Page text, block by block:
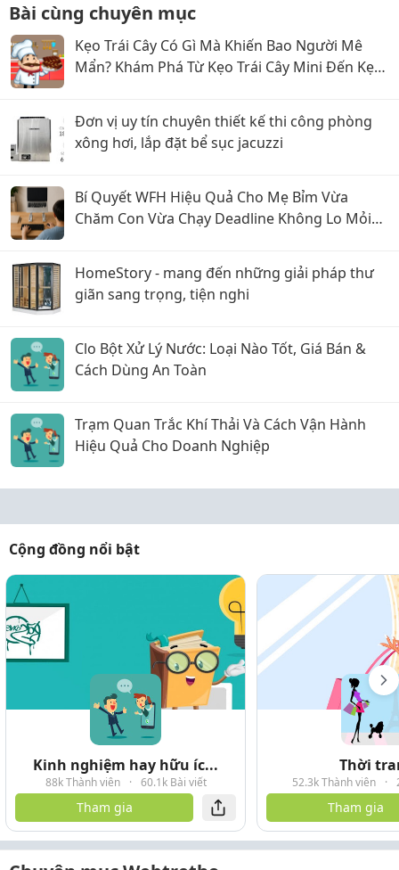
Bài cùng chuyên mục
Kẹo Trái Cây Có Gì Mà Khiến Bao Người Mê
Mẩn? Khám Phá Từ Kẹo Trái Cây Mini Đến Kẹo
Đơn vị uy tín chuyên thiết kế thi công phòng
xông hơi, lắp đặt bể sục jacuzzi
Bí Quyết WFH Hiệu Quả Cho Mẹ Bỉm Vừa
Chăm Con Vừa Chạy Deadline Không Lo Mỏi
HomeStory - mang đến những giải pháp thư
giãn sang trọng, tiện nghi
Clo Bột Xử Lý Nước: Loại Nào Tốt, Giá Bán &
Cách Dùng An Toàn
Trạm Quan Trắc Khí Thải Và Cách Vận Hành
Hiệu Quả Cho Doanh Nghiệp
Cộng đồng nổi bật
Kinh nghiệm hay hữu íc...
88k Thành viên · 60.1k Bài viết
Tham gia
Thời
52.3k Thành viên ·
Tham gia